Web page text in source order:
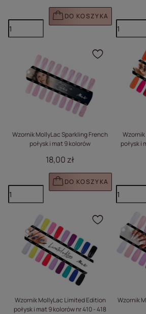
DO KOSZYKA
Wzornik MollyLac Sparkling French
połysk i mat 9 kolorów
18,00 zł
DO KOSZYKA
Kliknij,
połysk i
Wzornik MollyLac Limited Edition
połysk i mat 9 kolorów nr 410 - 418
Kliknij,
Wzornik